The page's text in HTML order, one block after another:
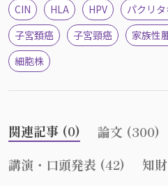
CIN HLA HPV パクリ
子宮頚癌
子宮頸癌 家族性
細胞株
関連記事 (0) 論文 (300)
講演・口頭発表 (42)
知